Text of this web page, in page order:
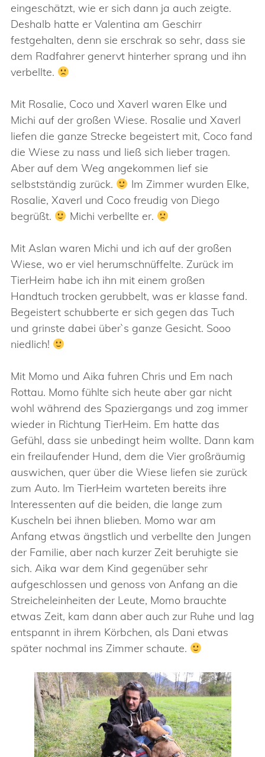
eingeschätzt, wie er sich dann ja auch zeigte.
Deshalb hatte er Valentina am Geschirr
festgehalten, denn sie erschrak so sehr, dass sie
dem Radfahrer genervt hinterher sprang und ihn
verbellte.
Mit Rosalie, Coco und Xaverl waren Elke und
Michi auf der großen Wiese. Rosalie und Xaverl
liefen die ganze Strecke begeistert mit, Coco fand
die Wiese zu nass und ließ sich lieber tragen.
Aber auf dem Weg angekommen lief sie
selbstständig zurück.
Im Zimmer wurden Elke,
Rosalie, Xaverl und Coco freudig von Diego
begrüßt.
Michi verbellte er.
Mit Aslan waren Michi und ich auf der großen
Wiese, wo er viel herumschnüffelte. Zurück im
TierHeim habe ich ihn mit einem großen
Handtuch trocken gerubbelt, was er klasse fand.
Begeistert schubberte er sich gegen das Tuch
und grinste dabei über`s ganze Gesicht. Sooo
niedlich!
Mit Momo und Aika fuhren Chris und Em nach
Rottau. Momo fühlte sich heute aber gar nicht
wohl während des Spaziergangs und zog immer
wieder in Richtung TierHeim. Em hatte das
Gefühl, dass sie unbedingt heim wollte. Dann kam
ein freilaufender Hund, dem die Vier großräumig
auswichen, quer über die Wiese liefen sie zurück
zum Auto. Im TierHeim warteten bereits ihre
Interessenten auf die beiden, die lange zum
Kuscheln bei ihnen blieben. Momo war am
Anfang etwas ängstlich und verbellte den Jungen
der Familie, aber nach kurzer Zeit beruhigte sie
sich. Aika war dem Kind gegenüber sehr
aufgeschlossen und genoss von Anfang an die
Streicheleinheiten der Leute, Momo brauchte
etwas Zeit, kam dann aber auch zur Ruhe und lag
entspannt in ihrem Körbchen, als Dani etwas
später nochmal ins Zimmer schaute.